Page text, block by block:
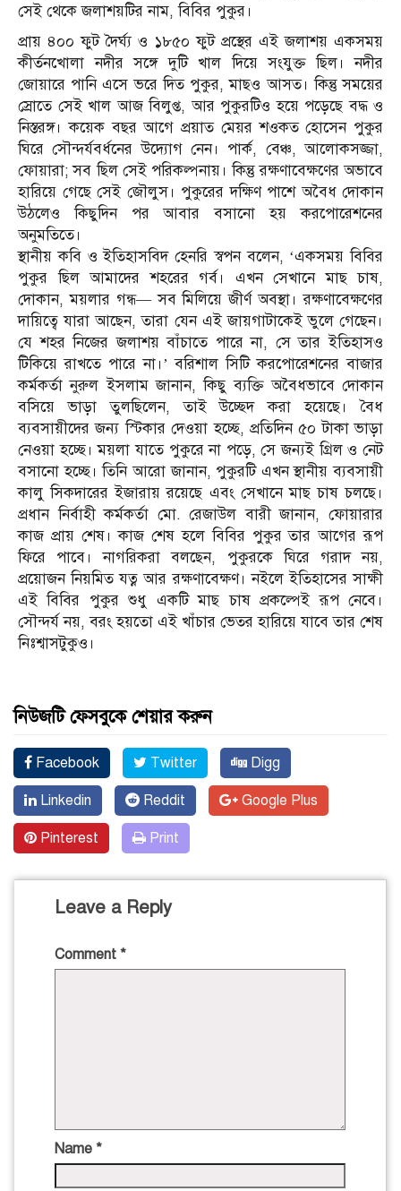
সেই থেকে জলাশয়টির নাম, বিবির পুকুর।
প্রায় ৪০০ ফুট দৈর্ঘ্য ও ১৮৫০ ফুট প্রস্থের এই জলাশয় একসময়
কীর্তনখোলা নদীর সঙ্গে দুটি খাল দিয়ে সংযুক্ত ছিল। নদীর
জোয়ারে পানি এসে ভরে দিত পুকুর, মাছও আসত। কিন্তু সময়ের
স্রোতে সেই খাল আজ বিলুপ্ত, আর পুকুরটিও হয়ে পড়েছে বদ্ধ ও
নিস্তরঙ্গ। কয়েক বছর আগে প্রয়াত মেয়র শওকত হোসেন পুকুর
ঘিরে সৌন্দর্যবর্ধনের উদ্যোগ নেন। পার্ক, বেঞ্চ, আলোকসজ্জা,
ফোয়ারা; সব ছিল সেই পরিকল্পনায়। কিন্তু রক্ষণাবেক্ষণের অভাবে
হারিয়ে গেছে সেই জৌলুস। পুকুরের দক্ষিণ পাশে অবৈধ দোকান
উঠলেও কিছুদিন পর আবার বসানো হয় করপোরেশনের
অনুমতিতে।
স্থানীয় কবি ও ইতিহাসবিদ হেনরি স্বপন বলেন, ‘একসময় বিবির
পুকুর ছিল আমাদের শহরের গর্ব। এখন সেখানে মাছ চাষ,
দোকান, ময়লার গন্ধ— সব মিলিয়ে জীর্ণ অবস্থা। রক্ষণাবেক্ষণের
দায়িত্বে যারা আছেন, তারা যেন এই জায়গাটাকেই ভুলে গেছেন।
যে শহর নিজের জলাশয় বাঁচাতে পারে না, সে তার ইতিহাসও
টিকিয়ে রাখতে পারে না।’ বরিশাল সিটি করপোরেশনের বাজার
কর্মকর্তা নুরুল ইসলাম জানান, কিছু ব্যক্তি অবৈধভাবে দোকান
বসিয়ে ভাড়া তুলছিলেন, তাই উচ্ছেদ করা হয়েছে। বৈধ
ব্যবসায়ীদের জন্য স্টিকার দেওয়া হচ্ছে, প্রতিদিন ৫০ টাকা ভাড়া
নেওয়া হচ্ছে। ময়লা যাতে পুকুরে না পড়ে, সে জন্যই গ্রিল ও নেট
বসানো হচ্ছে। তিনি আরো জানান, পুকুরটি এখন স্থানীয় ব্যবসায়ী
কালু সিকদারের ইজারায় রয়েছে এবং সেখানে মাছ চাষ চলছে।
প্রধান নির্বাহী কর্মকর্তা মো. রেজাউল বারী জানান, ফোয়ারার
কাজ প্রায় শেষ। কাজ শেষ হলে বিবির পুকুর তার আগের রূপ
ফিরে পাবে। নাগরিকরা বলছেন, পুকুরকে ঘিরে গরাদ নয়,
প্রয়োজন নিয়মিত যত্ন আর রক্ষণাবেক্ষণ। নইলে ইতিহাসের সাক্ষী
এই বিবির পুকুর শুধু একটি মাছ চাষ প্রকল্পেই রূপ নেবে।
সৌন্দর্য নয়, বরং হয়তো এই খাঁচার ভেতর হারিয়ে যাবে তার শেষ
নিঃশ্বাসটুকুও।
নিউজটি ফেসবুকে শেয়ার করুন
Facebook Twitter Digg
Linkedin Reddit Google Plus
Pinterest Print
Leave a Reply
Comment *
Name *